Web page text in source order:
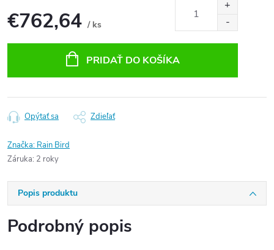
€762,64 / ks
PRIDAŤ DO KOŠÍKA
Opýtať sa Zdieľať
Značka: Rain Bird
Záruka: 2 roky
Popis produktu
Podrobný popis